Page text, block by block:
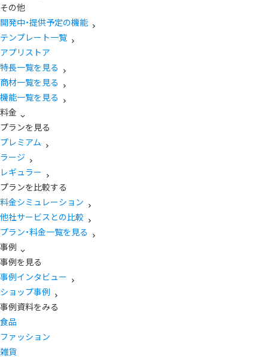
その他
開発中・提供予定の機能
テンプレート一覧
アプリストア
特長一覧を見る
商材一覧を見る
機能一覧を見る
料金
プランを見る
プレミアム
ラージ
レギュラー
プランを比較する
料金シミュレーション
他社サービスとの比較
プラン・料金一覧を見る
事例
事例を見る
事例インタビュー
ショップ事例
事例資料をみる
食品
ファッション
雑貨